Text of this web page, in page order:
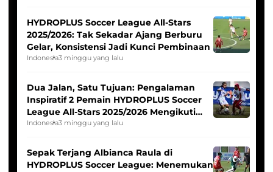
HYDROPLUS Soccer League All-Stars
2025/2026: Tak Sekadar Ajang Berburu
Gelar, Konsistensi Jadi Kunci Pembinaan
Indonesia3 minggu yang lalu
Dua Jalan, Satu Tujuan: Pengalaman
Inspiratif 2 Pemain HYDROPLUS Soccer
League All-Stars 2025/2026 Mengikuti
Seleksi Timnas Indonesia Putri
Indonesia3 minggu yang lalu
Sepak Terjang Albianca Raula di
HYDROPLUS Soccer League: Menemukan